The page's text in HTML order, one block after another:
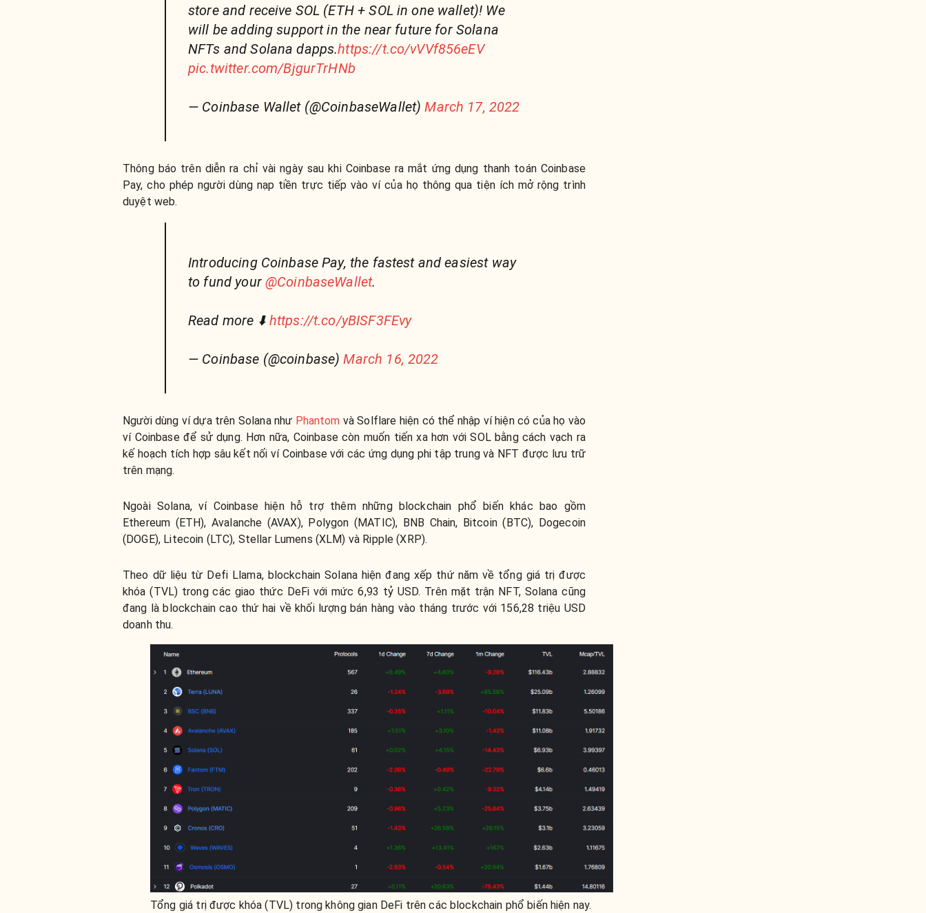
store and receive SOL (ETH + SOL in one wallet)! We
will be adding support in the near future for Solana
NFTs and Solana dapps.https://t.co/vVVf856eEV
pic.twitter.com/BjgurTrHNb
— Coinbase Wallet (@CoinbaseWallet)March 17, 2022
Thông báo trên diễn ra chỉ vài ngày sau khi Coinbase ra mắt ứng dụng thanh toán Coinbase
Pay, cho phép người dùng nạp tiền trực tiếp vào ví của họ thông qua tiện ích mở rộng trình
duyệt web.
Introducing Coinbase Pay, the fastest and easiest way
to fund your @CoinbaseWallet.
Read more ⬇️ https://t.co/yBISF3FEvy
— Coinbase (@coinbase)March 16, 2022
Người dùng ví dựa trên Solana như Phantom và Solflare hiện có thể nhập ví hiện có của họ vào
ví Coinbase để sử dụng. Hơn nữa, Coinbase còn muốn tiến xa hơn với SOL bằng cách vạch ra
kế hoạch tích hợp sâu kết nối ví Coinbase với các ứng dụng phi tập trung và NFT được lưu trữ
trên mạng.
Ngoài Solana, ví Coinbase hiện hỗ trợ thêm những blockchain phổ biến khác bao gồm
Ethereum (ETH), Avalanche (AVAX), Polygon (MATIC), BNB Chain, Bitcoin (BTC), Dogecoin
(DOGE), Litecoin (LTC), Stellar Lumens (XLM) và Ripple (XRP).
Theo dữ liệu từ Defi Llama, blockchain Solana hiện đang xếp thứ năm về tổng giá trị được
khóa (TVL) trong các giao thức DeFi với mức 6,93 tỷ USD. Trên mặt trận NFT, Solana cũng
đang là blockchain cao thứ hai về khối lượng bán hàng vào tháng trước với 156,28 triệu USD
doanh thu.
Tổng giá trị được khóa (TVL) trong không gian DeFi trên các blockchain phổ biến hiện nay.